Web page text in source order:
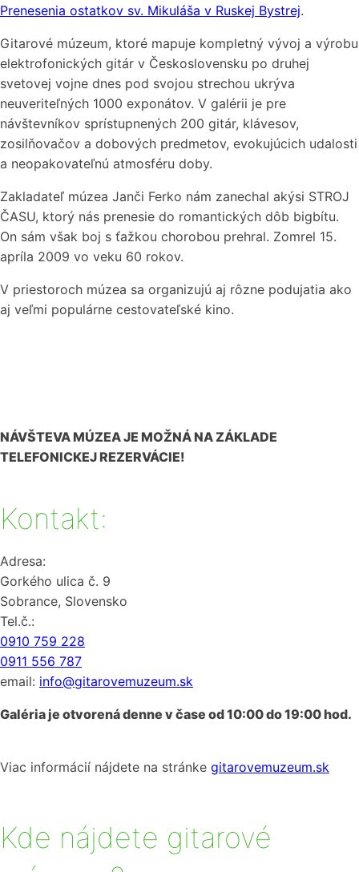
Prenesenia ostatkov sv. Mikuláša v Ruskej Bystrej.
Gitarové múzeum, ktoré mapuje kompletný vývoj a výrobu
elektrofonických gitár v Československu po druhej
svetovej vojne dnes pod svojou strechou ukrýva
neuveriteľných 1000 exponátov. V galérii je pre
návštevníkov sprístupnených 200 gitár, klávesov,
zosilňovačov a dobových predmetov, evokujúcich udalosti
a neopakovateľnú atmosféru doby.
Zakladateľ múzea Janči Ferko nám zanechal akýsi STROJ
ČASU, ktorý nás prenesie do romantických dôb bigbítu.
On sám však boj s ťažkou chorobou prehral. Zomrel 15.
apríla 2009 vo veku 60 rokov.
V priestoroch múzea sa organizujú aj rôzne podujatia ako
aj veľmi populárne cestovateľské kino.
NÁVŠTEVA MÚZEA JE MOŽNÁ NA ZÁKLADE
TELEFONICKEJ REZERVÁCIE!
Kontakt:
Adresa:
Gorkého ulica č. 9
Sobrance, Slovensko
Tel.č.:
0910 759 228
0911 556 787
email: info@gitarovemuzeum.sk
Galéria je otvorená denne v čase od 10:00 do 19:00 hod.
Viac informácií nájdete na stránke gitarovemuzeum.sk
Kde nájdete gitarové